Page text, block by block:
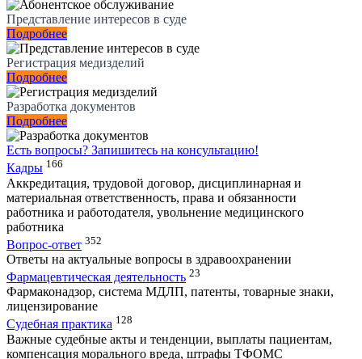
Представление интересов в суде
Подробнее
Регистрация медизделий
Подробнее
Разработка документов
Подробнее
Есть вопросы? Запишитесь на консультацию!
Кадры 166
Аккредитация, трудовой договор, дисциплинарная и
материальная ответственность, права и обязанности
работника и работодателя, увольнение медицинского
работника
Вопрос-ответ 352
Ответы на актуальные вопросы в здравоохранении
Фармацевтическая деятельность 23
Фармаконадзор, система МДЛП, патенты, товарные знаки,
лицензирование
Судебная практика 128
Важные судебные акты и тенденции, выплаты пациентам,
компенсация морального вреда, штрафы ТФОМС